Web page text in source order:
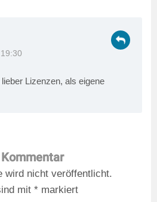
Lizenzen, als eigene
wird nicht veröffentlicht.
mit * markiert